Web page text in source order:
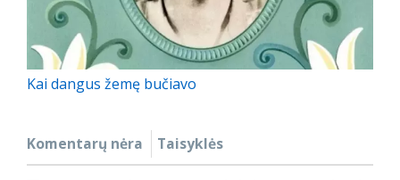
Kai dangus žemę bučiavo
Komentarų nėra Taisyklės